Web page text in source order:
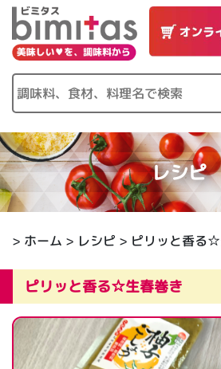
レシピ
> ホーム > レシピ > ピリッと香る
ピリッと香る☆生春巻き